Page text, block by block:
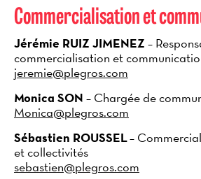
Commercialisation et
Jérémie RUIZ JIMENEZ –
commercialisation et
jeremie@plegros.com
Monica SON – Chargée de
Monica@plegros.com
Sébastien ROUSSEL–
et collectivités
sebastien@plegros.com